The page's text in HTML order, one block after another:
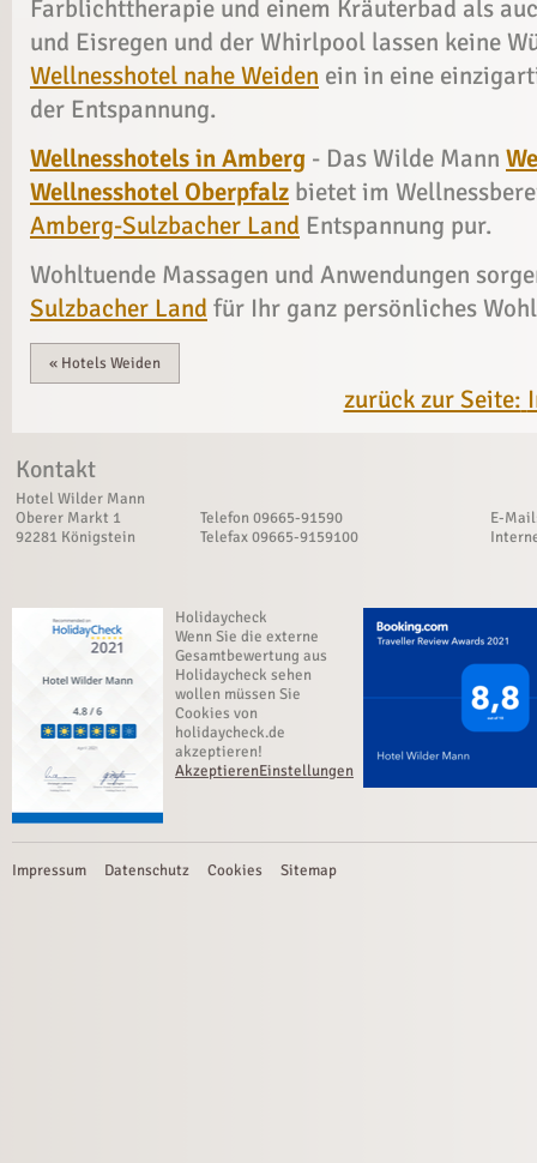
Farblichttherapie und einem Kräuterbad als
und Eisregen und der Whirlpool lassen keine
Wellnesshotel nahe Weiden ein in eine
der Entspannung.
Wellnesshotels in Amberg - Das Wilde Mann
Wellnesshotel Oberpfalz bietet im
Amberg-Sulzbacher Land Entspannung pur.
Wohltuende Massagen und Anwendungen
Sulzbacher Land für Ihr ganz persönliches
« Hotels Weiden
zurück zur Seite:
Kontakt
Hotel Wilder Mann
Oberer Markt 1
92281 Königstein
Telefon 09665-91590
Telefax 09665-9159100
E-
Holidaycheck
Wenn Sie die externe
Gesamtbewertung aus
Holidaycheck sehen
wollen müssen Sie
Cookies von
holidaycheck.de
akzeptieren!
AkzeptierenEinstellungen
Impressum Datenschutz Cookies Sitemap